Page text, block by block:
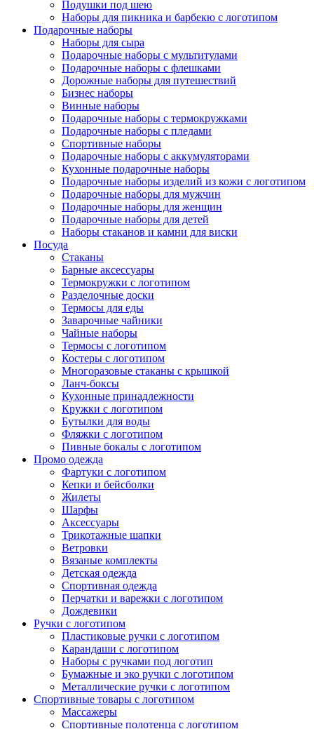
Подушки под шею
Наборы для пикника и барбекю с логотипом
Подарочные наборы
Наборы для сыра
Подарочные наборы с мультитулами
Подарочные наборы с флешками
Дорожные наборы для путешествий
Бизнес наборы
Винные наборы
Подарочные наборы с термокружками
Подарочные наборы с пледами
Спортивные наборы
Подарочные наборы с аккумуляторами
Кухонные подарочные наборы
Подарочные наборы изделий из кожи с логотипом
Подарочные наборы для мужчин
Подарочные наборы для женщин
Подарочные наборы для детей
Наборы стаканов и камни для виски
Посуда
Стаканы
Барные аксессуары
Термокружки с логотипом
Разделочные доски
Термосы для еды
Заварочные чайники
Чайные наборы
Термосы с логотипом
Костеры с логотипом
Многоразовые стаканы с крышкой
Ланч-боксы
Кухонные принадлежности
Кружки с логотипом
Бутылки для воды
Фляжки с логотипом
Пивные бокалы с логотипом
Промо одежда
Фартуки с логотипом
Кепки и бейсболки
Жилеты
Шарфы
Аксессуары
Трикотажные шапки
Ветровки
Вязаные комплекты
Детская одежда
Спортивная одежда
Перчатки и варежки с логотипом
Дождевики
Ручки с логотипом
Пластиковые ручки с логотипом
Карандаши с логотипом
Наборы с ручками под логотип
Бумажные и эко ручки с логотипом
Металлические ручки с логотипом
Спортивные товары с логотипом
Массажеры
Спортивные полотенца с логотипом